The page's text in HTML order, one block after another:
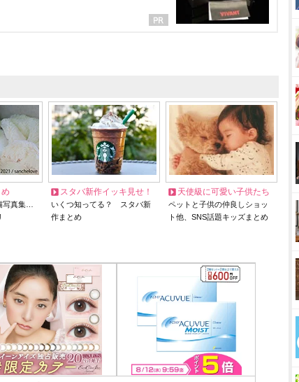
写真集…
スタバ新作イッキ見せ！
いくつ知ってる？ スタバ新
作まとめ
天使級に可愛い子供たち
ペットと子供の仲良しショッ
ト他、SNS話題キッズまとめ